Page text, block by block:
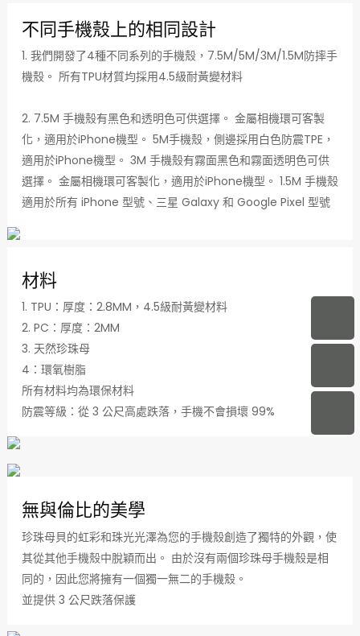
不同手機殼上的相同設計
1. 我們開發了4種不同系列的手機殼，7.5M/5M/3M/1.5M防摔手
機殼。 所有TPU材質均採用4.5級耐黃變材料
2. 7.5M 手機殼有黑色和透明色可供選擇。 金屬相機環可客製
化，適用於iPhone機型。 5M手機殼，側邊採用白色防震TPE，
適用於iPhone機型。 3M 手機殼有霧面黑色和霧面透明色可供
選擇。 金屬相機環可客製化，適用於iPhone機型。 1.5M 手機殼
適用於所有 iPhone 型號、三星 Galaxy 和 Google Pixel 型號
材料
1. TPU：厚度：2.8MM，4.5級耐黃變材料
2. PC：厚度：2MM
3. 天然珍珠母
4：環氧樹脂
所有材料均為環保材料
防震等級：從 3 公尺高處跌落，手機不會損壞 99%
無與倫比的美學
珍珠母貝的虹彩和珠光光澤為您的手機殼創造了獨特的外觀，使
其從其他手機殼中脫穎而出。 由於沒有兩個珍珠母手機殼是相
同的，因此您將擁有一個獨一無二的手機殼。
並提供 3 公尺跌落保護